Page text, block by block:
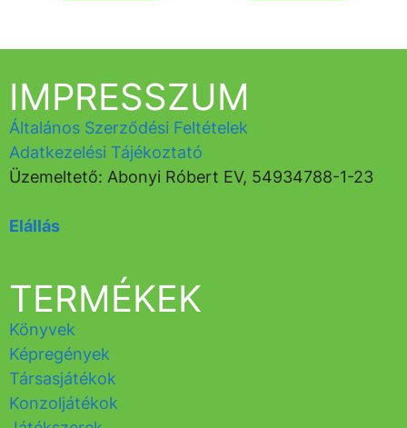
TERMÉKEK
Könyvek
Képregények
Társasjátékok
Konzoljátékok
IMPRESSZUM
Általános Szerződési Feltételek
Adatkezelési Tájékoztató
Üzemeltető: Abonyi Róbert EV, 54934788-1-23
Elállás